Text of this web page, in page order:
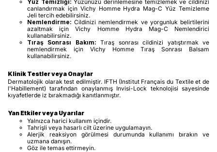
Yüz Temizliği: Yüzünüzü derinlemesine temizlemek ve cildinizi
canlandırmak için Vichy Homme Hydra Mag-C Yüz Temizleme
Jeli tercih edebilirsiniz.
Nemlendirme: Cildinizi nemlendirmek ve yorgunluk belirtilerini
azaltmak için Vichy Homme Hydra Mag-C Nemlendirici
kullanabilirsiniz.
Tıraş Sonrası Bakım:
Tıraş sonrası cildinizi yatıştırmak ve
nemlendirmek için Vichy Homme Tıraş Sonrası Balsam
kullanabilirsiniz.
Klinik Testler veya Onaylar
Dermatolojik olarak test edilmiştir. IFTH (Institut Français du Textile et de
l'Habillement) tarafından onaylanmış Invisi-Lock teknolojisi sayesinde
kıyafetlerde iz bırakmadığı kanıtlanmıştır.
Yan Etkiler veya Uyarılar
Yalnızca harici kullanım içindir.
Tahrişli veya hasarlı cilt üzerine uygulamayın.
Alerjik reaksiyon görülmesi durumunda kullanımı bırakın ve
uzmana danışın.
Göz ile temas ettirmeyin.